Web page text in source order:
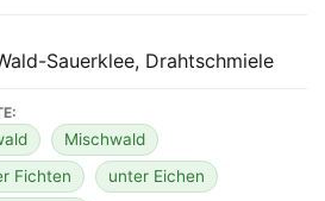
Sauerklee, Drahtschmiele
Mischwald
Fichten
unter Eichen